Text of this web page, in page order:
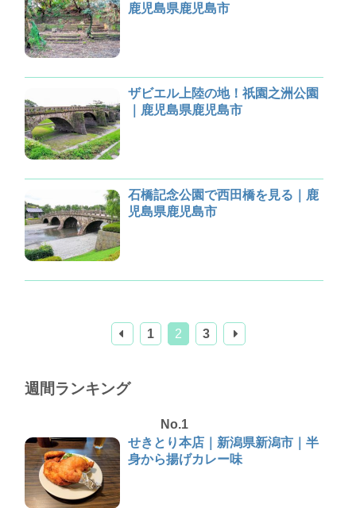
鹿児島県鹿児島市
ザビエル上陸の地！祇園之洲公園
｜鹿児島県鹿児島市
石橋記念公園で西田橋を見る｜鹿
児島県鹿児島市
1 2 3
週間ランキング
No.1
せきとり本店｜新潟県新潟市｜半
身から揚げカレー味